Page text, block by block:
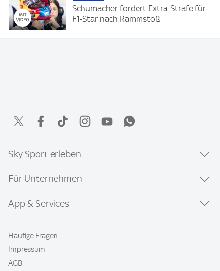
Schumacher fordert Extra-Strafe für
F1-Star nach Rammstoß
Sky Sport erleben
Für Unternehmen
App & Services
Häufige Fragen
Impressum
AGB